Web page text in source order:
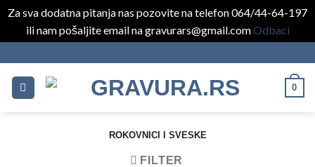
Za sva dodatna pitanja nas pozovite na telefon 064/44-64-197
ili nam pošaljite email na gravurars@gmail.comOdbaci
to
content
0
ROKOVNICI I SVESKE
FILTER